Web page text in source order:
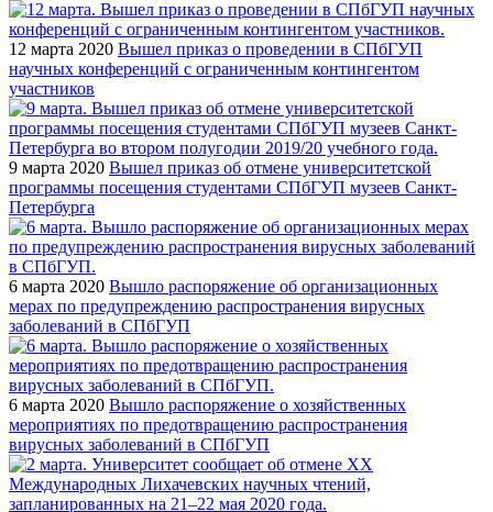
12 марта 2020 Вышел приказ о проведении в СПбГУП
научных конференций с ограниченным контингентом
участников
9 марта 2020 Вышел приказ об отмене университетской
программы посещения студентами СПбГУП музеев Санкт-
Петербурга
6 марта 2020 Вышло распоряжение об организационных
мерах по предупреждению распространения вирусных
заболеваний в СПбГУП
6 марта 2020 Вышло распоряжение о хозяйственных
мероприятиях по предотвращению распространения
вирусных заболеваний в СПбГУП